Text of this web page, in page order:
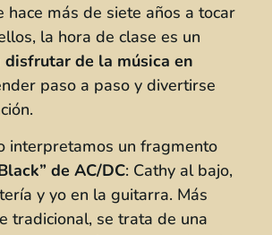
hace más de siete años a tocar
la hora de clase es un
disfrutar de la música en
paso a paso y divertirse
interpretamos un fragmento
de AC/DC: Cathy al bajo,
y yo en la guitarra. Más
tradicional, se trata de una